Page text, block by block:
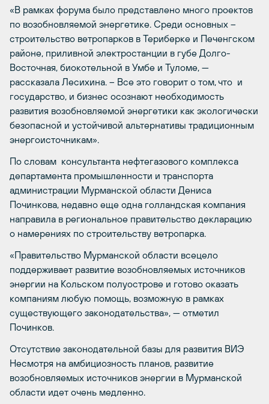
«В рамках форума было представлено много проектов
по возобновляемой энергетике. Среди основных –
строительство ветропарков в Териберке и Печенгском
районе, приливной электростанции в губе Долго-
Восточная, биокотельной в Умбе и Туломе, —
рассказала Лесихина. – Все это говорит о том, что и
государство, и бизнес осознают необходимость
развития возобновляемой энергетики как экологически
безопасной и устойчивой альтернативы традиционным
энергоисточникам».
По словам консультанта нефтегазового комплекса
департамента промышленности и транспорта
администрации Мурманской области Дениса
Починкова, недавно еще одна голландская компания
направила в региональное правительство декларацию
о намерениях по строительству ветропарка.
«Правительство Мурманской области всецело
поддерживает развитие возобновляемых источников
энергии на Кольском полуострове и готово оказать
компаниям любую помощь, возможную в рамках
существующего законодательства», — отметил
Починков.
Отсутствие законодательной базы для развития ВИЭ
Несмотря на амбициозность планов, развитие
возобновляемых источников энергии в Мурманской
области идет очень медленно.